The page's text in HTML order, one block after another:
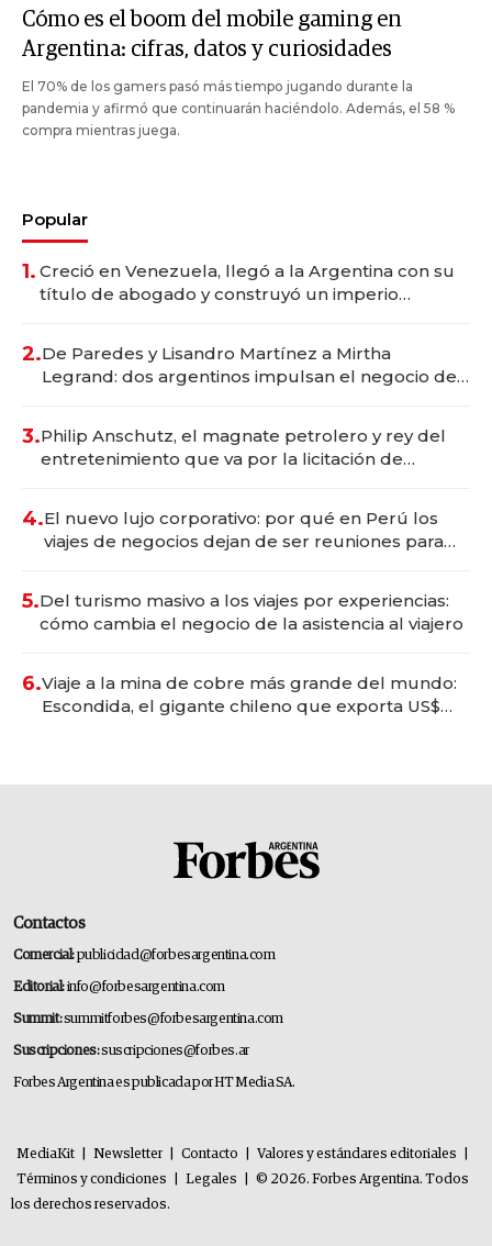
Cómo es el boom del mobile gaming en
Argentina: cifras, datos y curiosidades
El 70% de los gamers pasó más tiempo jugando durante la
pandemia y afirmó que continuarán haciéndolo. Además, el 58 %
compra mientras juega.
Popular
1. Creció en Venezuela, llegó a la Argentina con su
título de abogado y construyó un imperio
2.De Paredes y Lisandro Martínez a Mirtha
Legrand: dos argentinos impulsan el negocio del
3.Philip Anschutz, el magnate petrolero y rey del
entretenimiento que va por la licitación de
4.El nuevo lujo corporativo: por qué en Perú los
viajes de negocios dejan de ser reuniones para
5.Del turismo masivo a los viajes por experiencias:
cómo cambia el negocio de la asistencia al viajero
6.Viaje a la mina de cobre más grande del mundo:
Escondida, el gigante chileno que exporta US$
Contactos
Comercial:publicidad@forbesargentina.com
Editorial:info@forbesargentina.com
Summit:summitforbes@forbesargentina.com
Suscripciones:suscripciones@forbes.ar
Forbes Argentina es publicada por HT Media SA.
MediaKit Newsletter Contacto Valores y estándares editoriales
Términos y condiciones
Legales
© 2026. Forbes Argentina. Todos
los derechos reservados.